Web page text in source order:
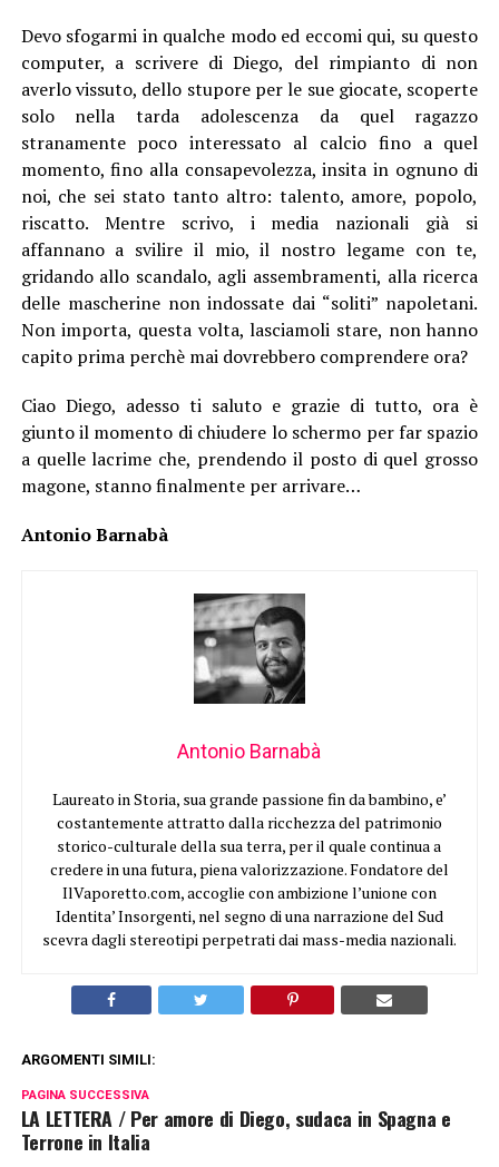
Devo sfogarmi in qualche modo ed eccomi qui, su questo
computer, a scrivere di Diego, del rimpianto di non
averlo vissuto, dello stupore per le sue giocate, scoperte
solo nella tarda adolescenza da quel ragazzo
stranamente poco interessato al calcio fino a quel
momento, fino alla consapevolezza, insita in ognuno di
noi, che sei stato tanto altro: talento, amore, popolo,
riscatto. Mentre scrivo, i media nazionali già si
affannano a svilire il mio, il nostro legame con te,
gridando allo scandalo, agli assembramenti, alla ricerca
delle mascherine non indossate dai “soliti” napoletani.
Non importa, questa volta, lasciamoli stare, non hanno
capito prima perchè mai dovrebbero comprendere ora?
Ciao Diego, adesso ti saluto e grazie di tutto, ora è
giunto il momento di chiudere lo schermo per far spazio
a quelle lacrime che, prendendo il posto di quel grosso
magone, stanno finalmente per arrivare…
Antonio Barnabà
Antonio Barnabà
Laureato in Storia, sua grande passione fin da bambino, e’
costantemente attratto dalla ricchezza del patrimonio
storico-culturale della sua terra, per il quale continua a
credere in una futura, piena valorizzazione. Fondatore del
IlVaporetto.com, accoglie con ambizione l’unione con
Identita’ Insorgenti, nel segno di una narrazione del Sud
scevra dagli stereotipi perpetrati dai mass-media nazionali.
ARGOMENTI SIMILI:
PAGINA SUCCESSIVA
LA LETTERA / Per amore di Diego, sudaca in Spagna e
Terrone in Italia